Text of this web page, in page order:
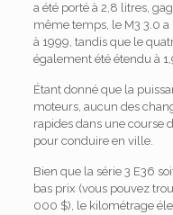
a été porté à 2,8 litres,
même temps, le M3 3.0
à 1999, tandis que le
également été étendu à
Étant donné que la
moteurs, aucun des
rapides dans une course
pour conduire en ville.
Bien que la série 3 E36
bas prix (vous pouvez
000 $), le kilométrage